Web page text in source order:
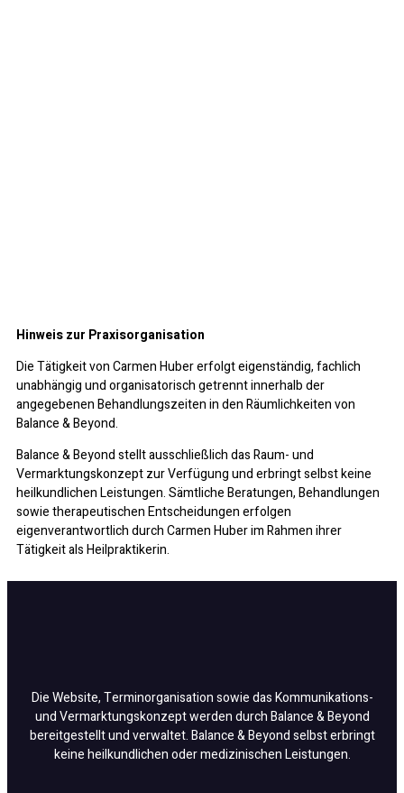
Hinweis zur Praxisorganisation
Die Tätigkeit von Carmen Huber erfolgt eigenständig, fachlich
unabhängig und organisatorisch getrennt innerhalb der
angegebenen Behandlungszeiten in den Räumlichkeiten von
Balance & Beyond.
Balance & Beyond stellt ausschließlich das Raum- und
Vermarktungskonzept zur Verfügung und erbringt selbst keine
heilkundlichen Leistungen. Sämtliche Beratungen, Behandlungen
sowie therapeutischen Entscheidungen erfolgen
eigenverantwortlich durch Carmen Huber im Rahmen ihrer
Tätigkeit als Heilpraktikerin.
Die Website, Terminorganisation sowie das Kommunikations-
und Vermarktungskonzept werden durch Balance & Beyond
bereitgestellt und verwaltet. Balance & Beyond selbst erbringt
keine heilkundlichen oder medizinischen Leistungen.